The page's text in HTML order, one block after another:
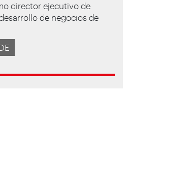
director ejecutivo de
de negocios de